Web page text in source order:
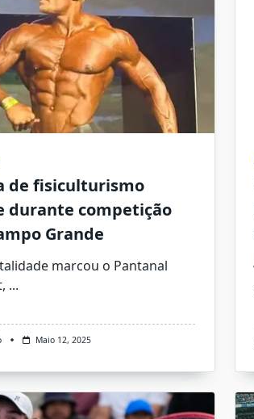
de fisiculturismo
durante competição
Grande
marcou o Pantanal
...
Maio 12, 2025